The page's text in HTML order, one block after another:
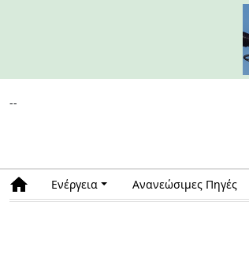
--
Ενέργεια Ανανεώσιμες Πηγές